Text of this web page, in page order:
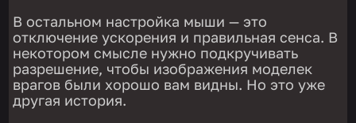
В остальном настройка мыши — это
отключение ускорения и правильная сенса. В
некотором смысле нужно подкручивать
разрешение, чтобы изображения моделек
врагов были хорошо вам видны. Но это уже
другая история.